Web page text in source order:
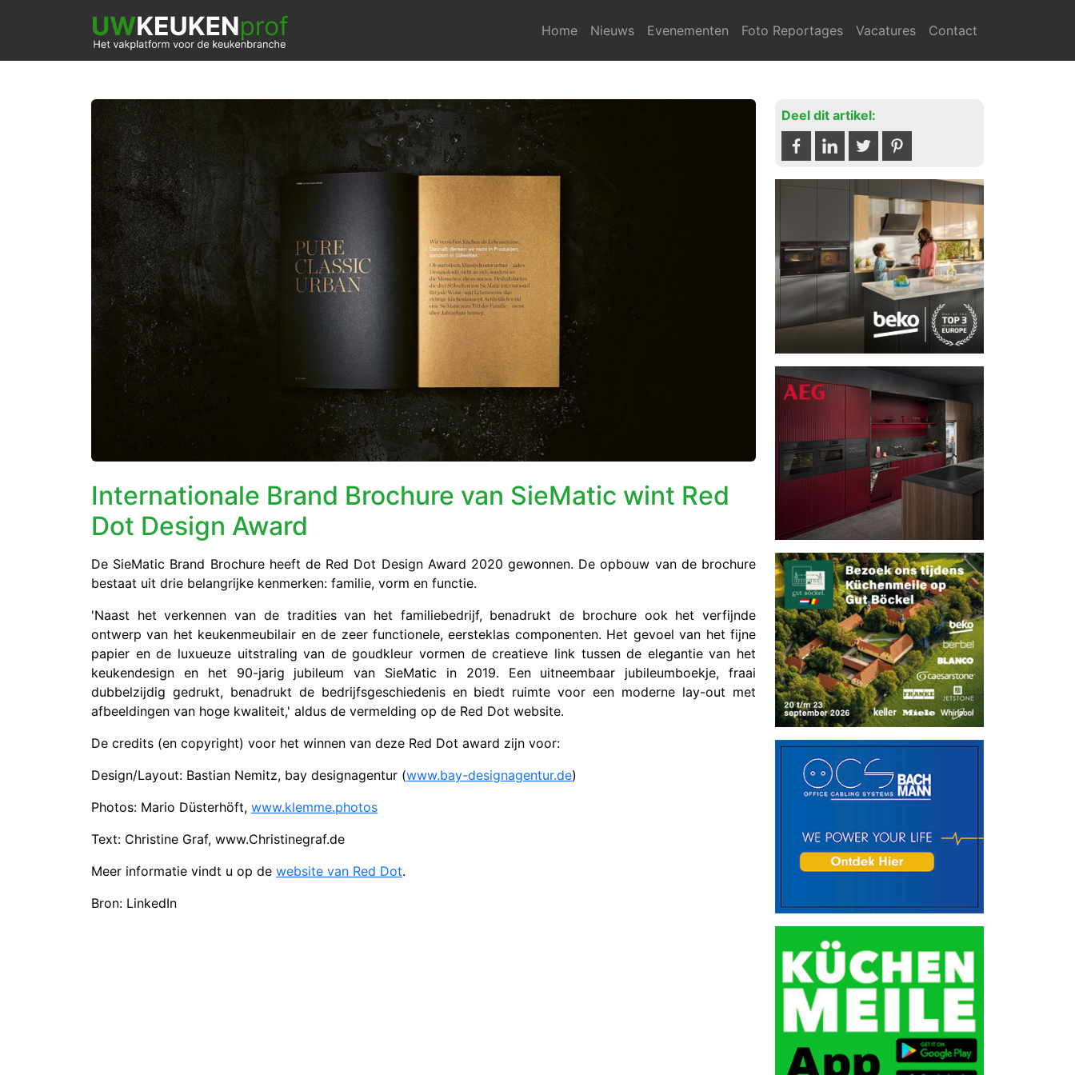
Home Nieuws Evenementen Foto Reportages Vacatures Contact
Internationale Brand Brochure van SieMatic wint Red
Dot Design Award
De SieMatic Brand Brochure heeft de Red Dot Design Award 2020 gewonnen. De opbouw van de brochure
bestaat uit drie belangrijke kenmerken: familie, vorm en functie.
'Naast het verkennen van de tradities van het familiebedrijf, benadrukt de brochure ook het verfijnde
ontwerp van het keukenmeubilair en de zeer functionele, eersteklas componenten. Het gevoel van het fijne
papier en de luxueuze uitstraling van de goudkleur vormen de creatieve link tussen de elegantie van het
keukendesign en het 90-jarig jubileum van SieMatic in 2019. Een uitneembaar jubileumboekje, fraai
dubbelzijdig gedrukt, benadrukt de bedrijfsgeschiedenis en biedt ruimte voor een moderne lay-out met
afbeeldingen van hoge kwaliteit,' aldus de vermelding op de Red Dot website.
De credits (en copyright) voor het winnen van deze Red Dot award zijn voor:
Design/Layout: Bastian Nemitz, bay designagentur (www.bay-designagentur.de)
Photos: Mario Düsterhöft, www.klemme.photos
Text: Christine Graf, www.Christinegraf.de
Meer informatie vindt u op de website van Red Dot.
Bron: LinkedIn
Deel dit artikel: